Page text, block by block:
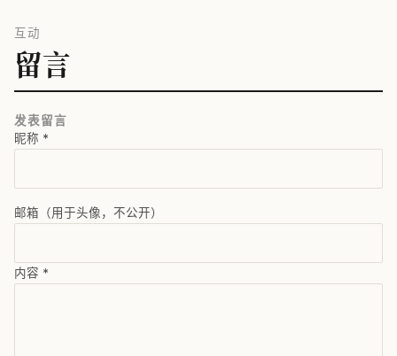
互动
留言
发表留言
昵称 *
邮箱（用于头像，不公开）
内容 *